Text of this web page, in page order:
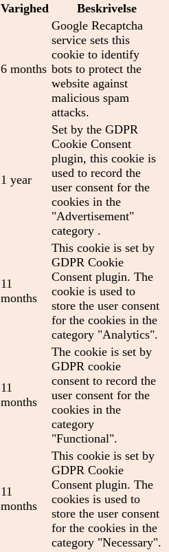
Varighed Beskrivelse
6 months
Google Recaptcha
service sets this
cookie to identify
bots to protect the
website against
malicious spam
attacks.
1 year
Set by the GDPR
Cookie Consent
plugin, this cookie is
used to record the
user consent for the
cookies in the
"Advertisement"
category .
11
months
This cookie is set by
GDPR Cookie
Consent plugin. The
cookie is used to
store the user consent
for the cookies in the
category "Analytics".
11
months
The cookie is set by
GDPR cookie
consent to record the
user consent for the
cookies in the
category
"Functional".
11
months
This cookie is set by
GDPR Cookie
Consent plugin. The
cookies is used to
store the user consent
for the cookies in the
category "Necessary".